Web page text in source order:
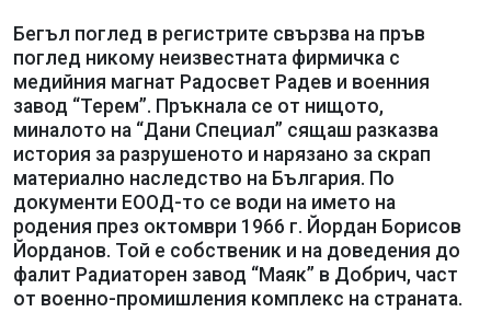
Бегъл поглед в регистрите свързва на пръв
поглед никому неизвестната фирмичка с
медийния магнат Радосвет Радев и военния
завод “Терем”. Пръкнала се от нищото,
миналото на “Дани Специал” сящаш разказва
история за разрушеното и нарязано за скрап
материално наследство на България. По
документи ЕООД-то се води на името на
родения през октомври 1966 г. Йордан Борисов
Йорданов. Той е собственик и на доведения до
фалит Радиаторен завод “Маяк” в Добрич, част
от военно-промишления комплекс на страната.